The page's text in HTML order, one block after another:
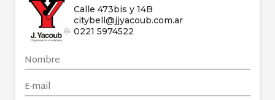
Calle 473bis y 14B
citybell@jjyacoub.com.ar
0221 5974522